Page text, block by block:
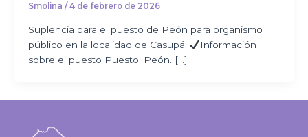
Smolina /4 de febrero de 2026
Suplencia para el puesto de Peón para organismo
público en la localidad de Casupá.
Información
sobre el puesto Puesto: Peón. […]